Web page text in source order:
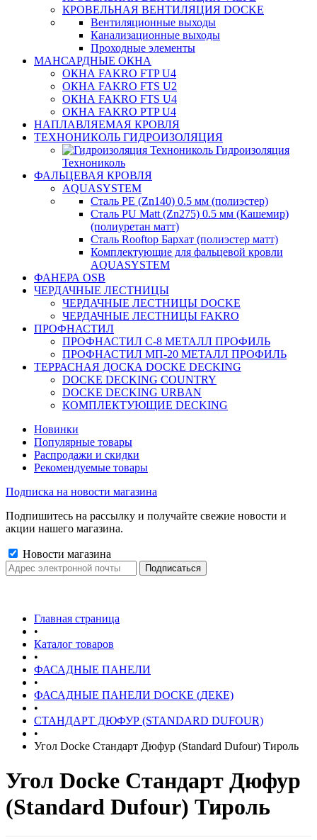
КРОВЕЛЬНАЯ ВЕНТИЛЯЦИЯ DOCKE
Вентиляционные выходы
Канализационные выходы
Проходные элементы
МАНСАРДНЫЕ ОКНА
ОКНА FAKRO FTP U4
ОКНА FAKRO FTS U2
ОКНА FAKRO FTS U4
ОКНА FAKRO PTP U4
НАПЛАВЛЯЕМАЯ КРОВЛЯ
ТЕХНОНИКОЛЬ ГИДРОИЗОЛЯЦИЯ
Гидроизоляция
Технониколь
ФАЛЬЦЕВАЯ КРОВЛЯ
AQUASYSTEM
Сталь PE (Zn140) 0.5 мм (полиэстер)
Сталь PU Matt (Zn275) 0.5 мм (Кашемир)
(полиуретан матт)
Сталь Rooftop Бархат (полиэстер матт)
Комплектующие для фальцевой кровли
AQUASYSTEM
ФАНЕРА OSB
ЧЕРДАЧНЫЕ ЛЕСТНИЦЫ
ЧЕРДАЧНЫЕ ЛЕСТНИЦЫ DOCKE
ЧЕРДАЧНЫЕ ЛЕСТНИЦЫ FAKRO
ПРОФНАСТИЛ
ПРОФНАСТИЛ C-8 МЕТАЛЛ ПРОФИЛЬ
ПРОФНАСТИЛ МП-20 МЕТАЛЛ ПРОФИЛЬ
ТЕРРАСНАЯ ДОСКА DOCKE DECKING
DOCKE DECKING COUNTRY
DOCKE DECKING URBAN
КОМПЛЕКТУЮЩИЕ DECKING
Новинки
Популярные товары
Распродажи и скидки
Рекомендуемые товары
Подписка на новости магазина
Подпишитесь на рассылку и получайте свежие новости и
акции нашего магазина.
Новости магазина
Главная страница
•
Каталог товаров
•
ФАСАДНЫЕ ПАНЕЛИ
•
ФАСАДНЫЕ ПАНЕЛИ DOCKE (ДЕКЕ)
•
СТАНДАРТ ДЮФУР (STANDARD DUFOUR)
•
Угол Docke Стандарт Дюфур (Standard Dufour) Тироль
Угол Docke Стандарт Дюфур
(Standard Dufour) Тироль